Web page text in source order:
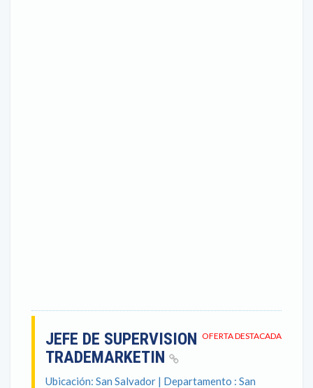
OFERTA DESTACADA
JEFE DE SUPERVISION
TRADEMARKETIN
Ubicación: San Salvador | Departamento : San